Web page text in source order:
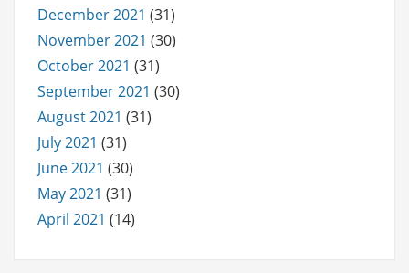
December 2021 (31)
November 2021 (30)
October 2021 (31)
September 2021 (30)
August 2021 (31)
July 2021 (31)
June 2021 (30)
May 2021 (31)
April 2021 (14)